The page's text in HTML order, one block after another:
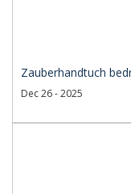
Zauberhandtuch
Dec 26 - 2025